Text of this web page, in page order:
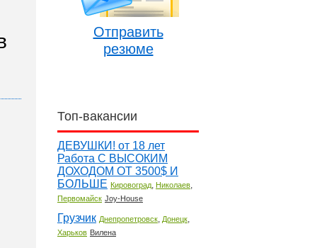
Отправить
резюме
Топ-вакансии
ДЕВУШКИ! от 18 лет
Работа С ВЫСОКИМ
ДОХОДОМ ОТ 3500$ И
БОЛЬШЕ Кировоград, Николаев,
Первомайск Joy-House
Грузчик Днепропетровск, Донецк,
Харьков Вилена